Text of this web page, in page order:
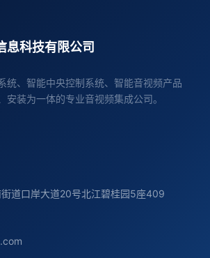
息科技有限公司
统、智能中央控制系统、智能音视频产品
安装为一体的专业音视频集成公司。
道口岸大道20号北江碧桂园5座409